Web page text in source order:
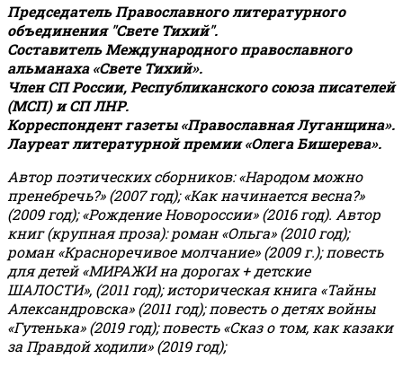
Председатель Православного литературного
объединения "Свете Тихий".
Составитель Международного православного
альманаха «Свете Тихий».
Член СП России, Республиканского союза писателей
(МСП) и СП ЛНР.
Корреспондент газеты «Православная Луганщина».
Лауреат литературной премии «Олега Бишерева».
Автор поэтических сборников: «Народом можно
пренебречь?» (2007 год); «Как начинается весна?»
(2009 год); «Рождение Новороссии» (2016 год). Автор
книг (крупная проза): роман «Ольга» (2010 год);
роман «Красноречивое молчание» (2009 г.); повесть
для детей «МИРАЖИ на дорогах + детские
ШАЛОСТИ», (2011 год); историческая книга «Тайны
Александровска» (2011 год); повесть о детях войны
«Гутенька» (2019 год); повесть «Сказ о том, как казаки
за Правдой ходили» (2019 год);